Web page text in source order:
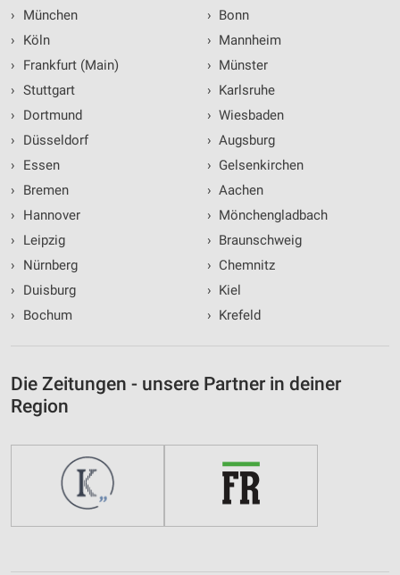
›
München
›
Köln
›
Frankfurt (Main)
› Stuttgart
›
Dortmund
›
Düsseldorf
›
Essen
›
Bremen
›
Hannover
›
Leipzig
›
Nürnberg
›
Duisburg
›
Bochum
› Bonn
› Mannheim
› Münster
› Karlsruhe
› Wiesbaden
› Augsburg
› Gelsenkirchen
› Aachen
› Mönchengladbach
› Braunschweig
› Chemnitz
› Kiel
› Krefeld
Die Zeitungen - unsere Partner in deiner
Region